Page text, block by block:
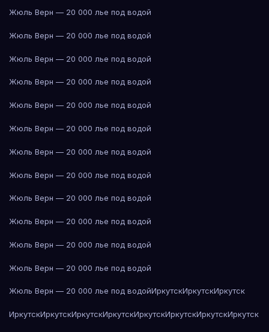
Жюль Верн — 20 000 лье под водой
Жюль Верн — 20 000 лье под водой
Жюль Верн — 20 000 лье под водой
Жюль Верн — 20 000 лье под водой
Жюль Верн — 20 000 лье под водой
Жюль Верн — 20 000 лье под водой
Жюль Верн — 20 000 лье под водой
Жюль Верн — 20 000 лье под водой
Жюль Верн — 20 000 лье под водой
Жюль Верн — 20 000 лье под водой
Жюль Верн — 20 000 лье под водой
Жюль Верн — 20 000 лье под водой
Жюль Верн — 20 000 лье под водойИркутскИркутскИркутск
ИркутскИркутскИркутскИркутскИркутскИркутскИркутскИркутск